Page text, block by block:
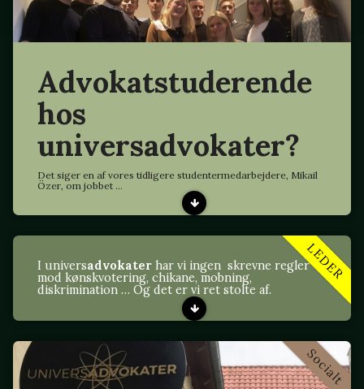
Advokatstuderende
hos
universadvokater?
Det siger en af vores tidligere studentermedarbejdere, Mikail
Özer, om jobbet ...
LEDER
I universadvokaterhar vi ingen skrevne regler
mod kønskvotering, chikane, mobning,
diskrimination … Og det er vi ret stolte af.
Socialt